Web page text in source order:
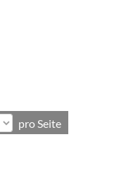
pro Seite